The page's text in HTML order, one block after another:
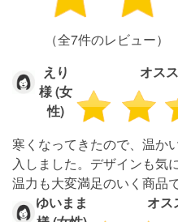
（全7件のレビュー）
えり
様 (女
性)
オス
寒くなってきたので、温か
入しました。デザインも気
温力も大変満足のいく商品で
ゆいまま
オス